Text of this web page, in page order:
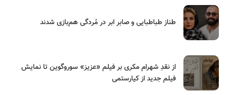
طناز طباطبایی و صابر ابر در مُردگی هم‌بازی شدند
از نقدِ شهرام مکری بر فیلم «عزیز» سوروگوین تا نمایش
فیلم جدید از کیارستمی